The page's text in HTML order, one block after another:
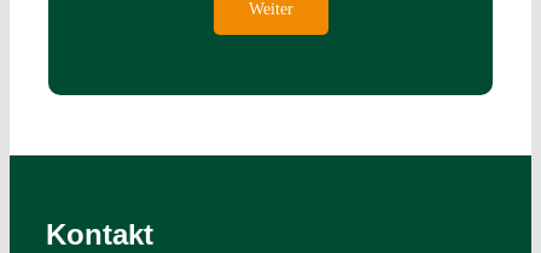
Weiter
Kontakt